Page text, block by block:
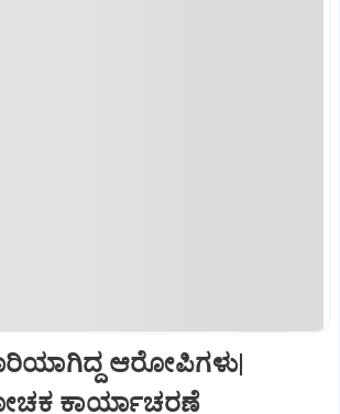
ಆರೋಪಿಗಳು|
ಕಾರ್ಯಾಚರಣೆ